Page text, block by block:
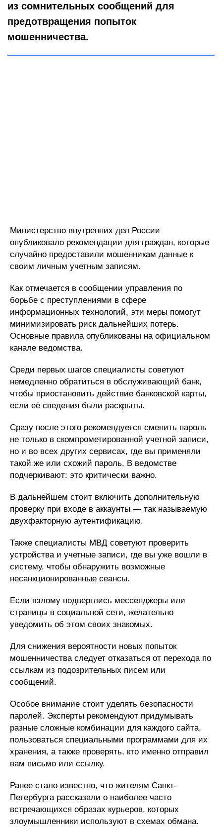
из сомнительных сообщений для
предотвращения попыток
мошенничества.
Министерство внутренних дел России
опубликовало рекомендации для граждан, которые
случайно предоставили мошенникам данные к
своим личным учетным записям.
Как отмечается в сообщении управления по
борьбе с преступлениями в сфере
информационных технологий, эти меры помогут
минимизировать риск дальнейших потерь.
Основные правила опубликованы на официальном
канале ведомства.
Среди первых шагов специалисты советуют
немедленно обратиться в обслуживающий банк,
чтобы приостановить действие банковской карты,
если её сведения были раскрыты.
Сразу после этого рекомендуется сменить пароль
не только в скомпрометированной учетной записи,
но и во всех других сервисах, где вы применяли
такой же или схожий пароль. В ведомстве
подчеркивают: это критически важно.
В дальнейшем стоит включить дополнительную
проверку при входе в аккаунты — так называемую
двухфакторную аутентификацию.
Также специалисты МВД советуют проверить
устройства и учетные записи, где вы уже вошли в
систему, чтобы обнаружить возможные
несанкционированные сеансы.
Если взлому подверглись мессенджеры или
страницы в социальной сети, желательно
уведомить об этом своих знакомых.
Для снижения вероятности новых попыток
мошенничества следует отказаться от перехода по
ссылкам из подозрительных писем или
сообщений.
Особое внимание стоит уделять безопасности
паролей. Эксперты рекомендуют придумывать
разные сложные комбинации для каждого сайта,
пользоваться специальными программами для их
хранения, а также проверять, кто именно отправил
вам письмо или ссылку.
Ранее стало известно, что жителям Санкт-
Петербурга рассказали о наиболее часто
встречающихся образах курьеров, которых
злоумышленники используют в схемах обмана.